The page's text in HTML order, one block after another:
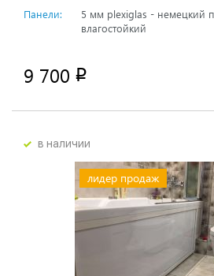
Панели:
5 мм plexiglas - немецкий
влагостойкий
9 700 p
в наличии
лидер продаж